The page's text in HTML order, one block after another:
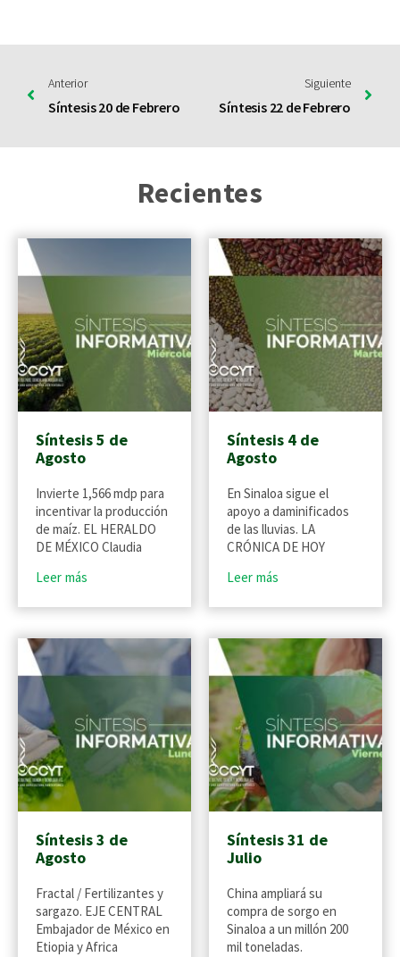
Anterior
Síntesis 20 de Febrero
Siguiente
Síntesis 22 de Febrero
Recientes
Síntesis 5 de
Agosto
Invierte 1,566 mdp para
incentivar la producción
de maíz. EL HERALDO
DE MÉXICO Claudia
Leer más
Síntesis 4 de
Agosto
En Sinaloa sigue el
apoyo a daminificados
de las lluvias. LA
CRÓNICA DE HOY
Leer más
Síntesis 3 de
Agosto
Fractal / Fertilizantes y
sargazo. EJE CENTRAL
Embajador de México en
Etiopia y Africa
Síntesis 31 de
Julio
China ampliará su
compra de sorgo en
Sinaloa a un millón 200
mil toneladas.